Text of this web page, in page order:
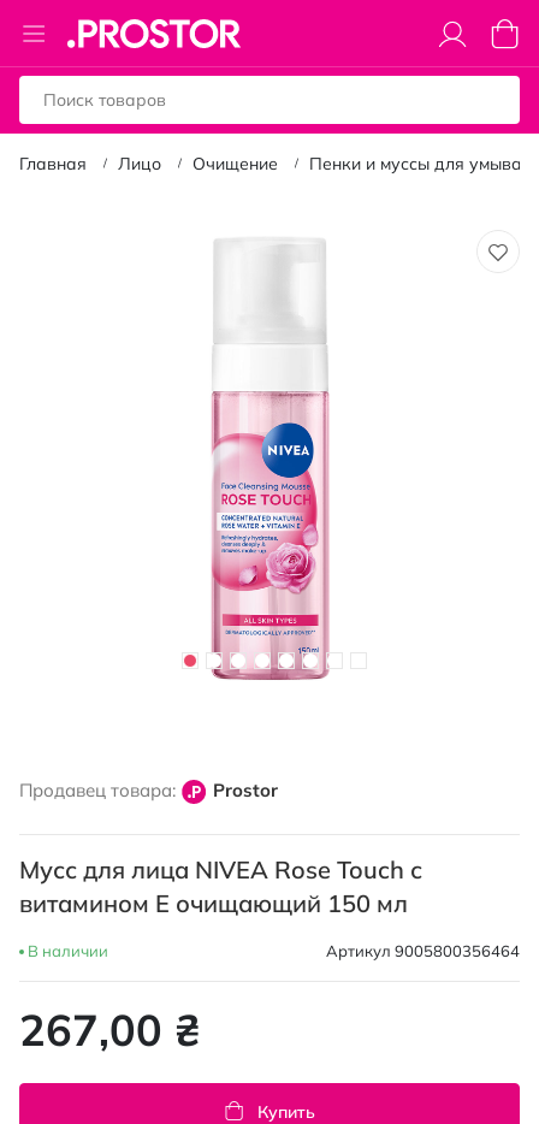
Toggle
Nav
Моя
Главная Лицо Очищение Пенки и муссы для
началу
изображений
Продавец товара: Prostor
Мусс для лица NIVEA Rose Touch с
витамином E очищающий 150 мл
В наличии Артикул 9005800356464
267,00 ₴
Купить